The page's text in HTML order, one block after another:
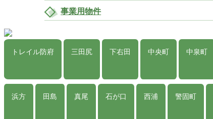
事業用物件
トレイル防府 三田尻 下右田 中央町 中泉町
浜方 田島 真尾 石が口 西浦 警固町